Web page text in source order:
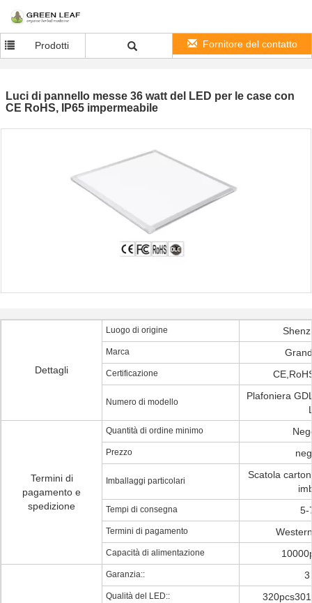
Prodotti Fornitore del contatto
Luci di pannello messe 36 watt del LED per le case con
CE RoHS, IP65 impermeabile
Dettagli
Luogo di origine
Marca
Certificazione
Numero di modello
Plafoniera
Termini di
pagamento e
spedizione
Quantità di ordine minimo
Prezzo
Imballaggi particolari
Scatola
Tempi di consegna 5-
Termini di pagamento
Capacità di alimentazione
Garanzia:: 3
Qualità del LED::